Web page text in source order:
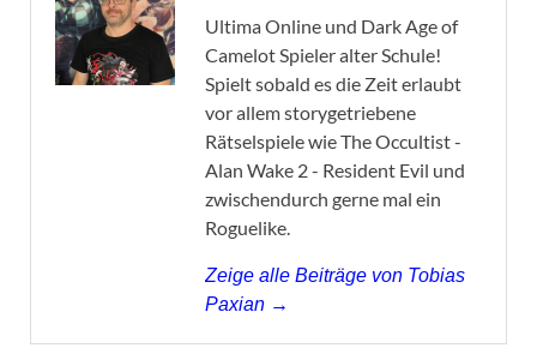
Ultima Online und Dark Age of
Camelot Spieler alter Schule!
Spielt sobald es die Zeit erlaubt
vor allem storygetriebene
Rätselspiele wie The Occultist -
Alan Wake 2 - Resident Evil und
zwischendurch gerne mal ein
Roguelike.
Zeige alle Beiträge von Tobias
Paxian →